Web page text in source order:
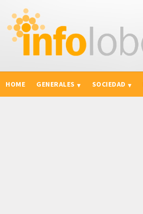
HOME GENERALES SOCIEDAD